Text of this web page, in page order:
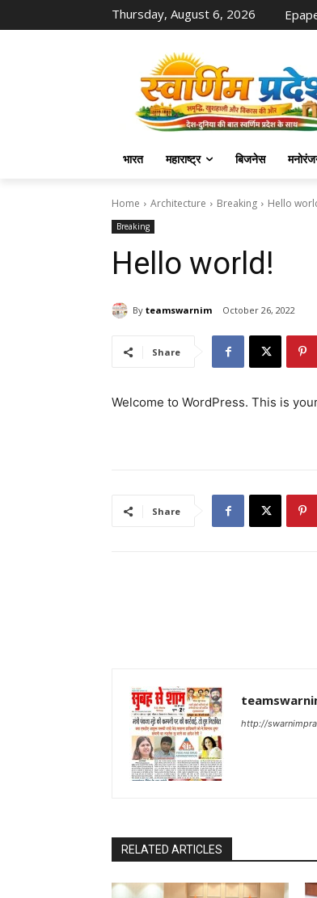
Thursday, August 6, 2026
भारत महाराष्ट्र बिजनेस
Home Architecture Breaking Hello
Breaking
Hello world!
By teamswarnim October 26, 2022
Share
Welcome to WordPress. This is
Share
http://
RELATED ARTICLES